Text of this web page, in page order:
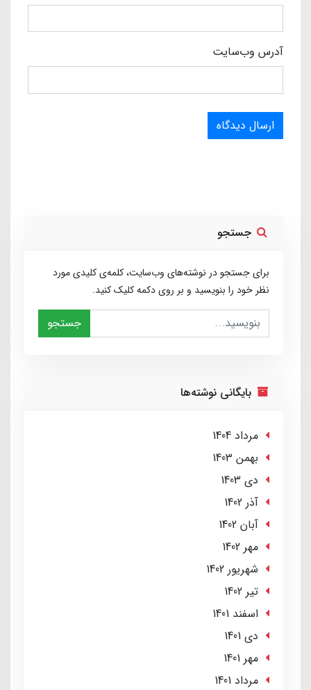
آدرس وب‌سایت
ارسال دیدگاه
جستجو
برای جستجو در نوشته‌های وب‌سایت، کلمه‌ی کلیدی مورد
نظر خود را بنویسید و بر روی دکمه کلیک کنید.
جستجو
بایگانی نوشته‌ها
مرداد 1404
بهمن 1403
دی 1403
آذر 1402
آبان 1402
مهر 1402
شهریور 1402
تير 1402
اسفند 1401
دی 1401
مهر 1401
مرداد 1401